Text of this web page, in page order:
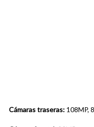
Cámaras traseras: 108MP,